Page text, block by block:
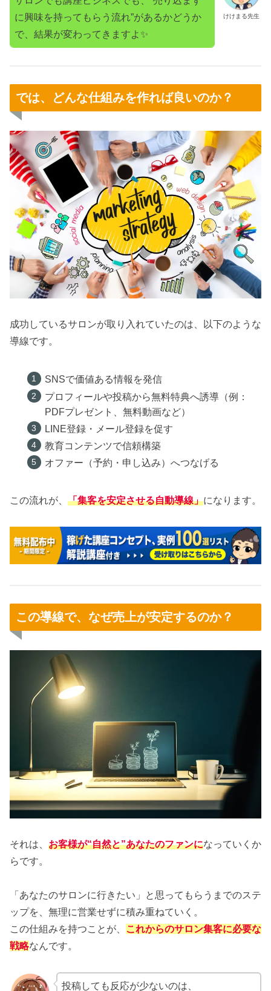
けけまる先生
に興味を持ってもらう流れ”があるかどうか
で、結果が変わってきますよ✨
では、どんな仕組みを作れば良いのか？
成功しているサロンが取り入れていたのは、以下のような
導線です。
SNSで価値ある情報を発信
プロフィールや投稿から無料特典へ誘導（例：
PDFプレゼント、無料動画など）
LINE登録・メール登録を促す
教育コンテンツで信頼構築
オファー（予約・申し込み）へつなげる
この流れが、 「集客を安定させる自動導線」になります。
この導線で、なぜ売上が安定するのか？
それは、 お客様が“自然と”あなたのファンになっていくか
らです。
「あなたのサロンに行きたい」と思ってもらうまでのステ
ップを、無理に営業せずに積み重ねていく。
この仕組みを持つことが、 これからのサロン集客に必要な
戦略なんです。
投稿しても反応が少ないのは、